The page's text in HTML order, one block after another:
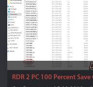
RDR 2 PC 100 Percent